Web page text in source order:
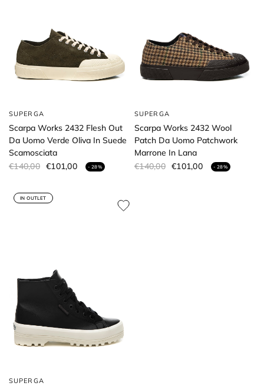
SUPERGA
Scarpa Works 2432 Flesh Out
Da Uomo Verde Oliva In Suede
Scamosciata
€140,00 €101,00 - 28%
SUPERGA
Scarpa Works 2432 Wool
Patch Da Uomo Patchwork
Marrone In Lana
€140,00 €101,00 - 28%
IN OUTLET
SUPERGA